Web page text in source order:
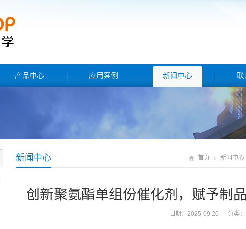
产品中心 应用案例 新闻中心 联
新闻中心 首页 新闻中心
创新聚氨酯单组份催化剂，赋予制
日期：2025-09-20 分类：